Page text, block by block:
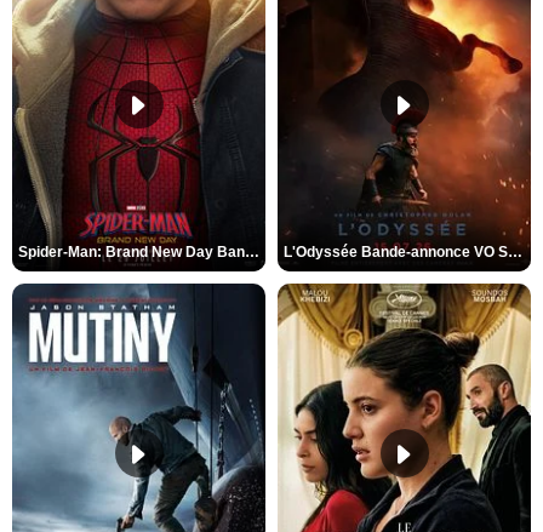
Spider-Man: Brand New Day Bande-annonce VO STFR L'Odyssée Bande-annonce VO STFR